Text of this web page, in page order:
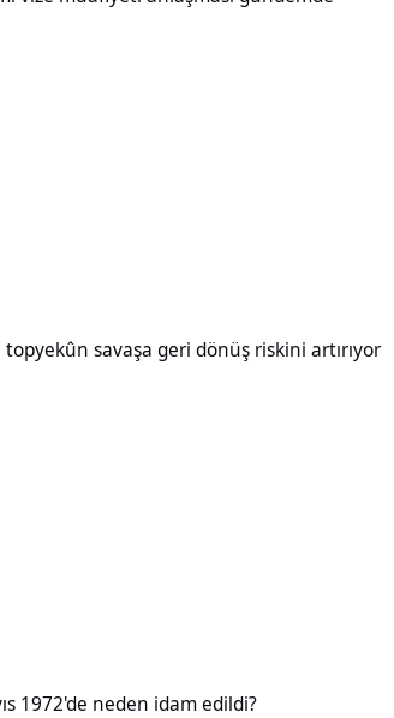
savaşa geri dönüş riskini artırıyor
1972'de neden idam edildi?